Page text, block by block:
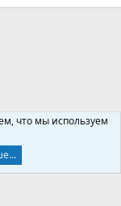
что мы используем